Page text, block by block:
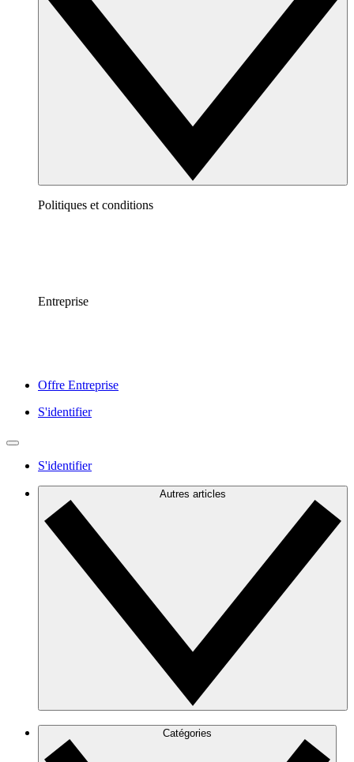
Politiques et conditions
Entreprise
Offre Entreprise
S'identifier
S'identifier
Autres articles
Catégories